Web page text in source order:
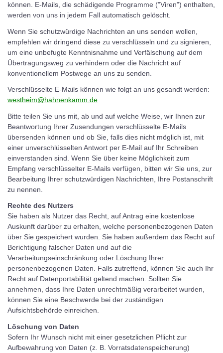
können. E-Mails, die schädigende Programme ("Viren") enthalten,
werden von uns in jedem Fall automatisch gelöscht.
Wenn Sie schutzwürdige Nachrichten an uns senden wollen,
empfehlen wir dringend diese zu verschlüsseln und zu signieren,
um eine unbefugte Kenntnisnahme und Verfälschung auf dem
Übertragungsweg zu verhindern oder die Nachricht auf
konventionellem Postwege an uns zu senden.
Verschlüsselte E-Mails können wie folgt an uns gesandt werden:
westheim@hahnenkamm.de
Bitte teilen Sie uns mit, ab und auf welche Weise, wir Ihnen zur
Beantwortung Ihrer Zusendungen verschlüsselte E-Mails
übersenden können und ob Sie, falls dies nicht möglich ist, mit
einer unverschlüsselten Antwort per E-Mail auf Ihr Schreiben
einverstanden sind. Wenn Sie über keine Möglichkeit zum
Empfang verschlüsselter E-Mails verfügen, bitten wir Sie uns, zur
Bearbeitung Ihrer schutzwürdigen Nachrichten, Ihre Postanschrift
zu nennen.
Rechte des Nutzers
Sie haben als Nutzer das Recht, auf Antrag eine kostenlose
Auskunft darüber zu erhalten, welche personenbezogenen Daten
über Sie gespeichert wurden. Sie haben außerdem das Recht auf
Berichtigung falscher Daten und auf die
Verarbeitungseinschränkung oder Löschung Ihrer
personenbezogenen Daten. Falls zutreffend, können Sie auch Ihr
Recht auf Datenportabilität geltend machen. Sollten Sie
annehmen, dass Ihre Daten unrechtmäßig verarbeitet wurden,
können Sie eine Beschwerde bei der zuständigen
Aufsichtsbehörde einreichen.
Löschung von Daten
Sofern Ihr Wunsch nicht mit einer gesetzlichen Pflicht zur
Aufbewahrung von Daten (z. B. Vorratsdatenspeicherung)